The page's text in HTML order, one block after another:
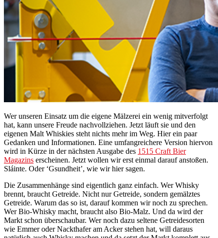
Wer unseren Einsatz um die eigene Mälzerei ein wenig mitverfolgt
hat, kann unsere Freude nachvollziehen. Jetzt läuft sie und den
eigenen Malt Whiskies steht nichts mehr im Weg. Hier ein paar
Gedanken und Informationen. Eine umfangreichere Version hiervon
wird in Kürze in der nächsten Ausgabe des 1515 Craft Bier
Magazins erscheinen. Jetzt wollen wir erst einmal darauf anstoßen.
Sláinte. Oder ‘Gsundheit’, wie wir hier sagen.
Die Zusammenhänge sind eigentlich ganz einfach. Wer Whisky
brennt, braucht Getreide. Nicht nur Getreide, sondern gemälztes
Getreide. Warum das so ist, darauf kommen wir noch zu sprechen.
Wer Bio-Whisky macht, braucht also Bio-Malz. Und da wird der
Markt schon überschaubar. Wer noch dazu seltene Getreidesorten
wie Emmer oder Nackthafer am Acker stehen hat, will daraus